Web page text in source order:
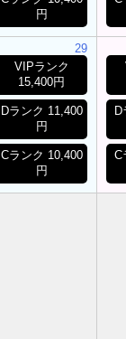
円
29
VIPランク
15,400円
Dランク 11,400
円
Cランク 10,400
円
D
C